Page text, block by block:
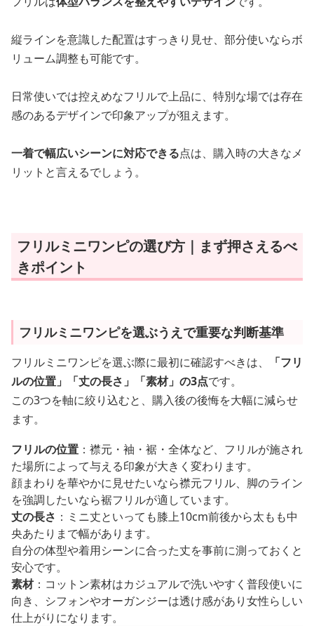
縦ラインを意識した配置はすっきり見せ、部分使いならボ
リューム調整も可能です。
日常使いでは控えめなフリルで上品に、特別な場では存在
感のあるデザインで印象アップが狙えます。
一着で幅広いシーンに対応できる点は、購入時の大きなメ
リットと言えるでしょう。
フリルミニワンピの選び方｜まず押さえるべ
きポイント
フリルミニワンピを選ぶうえで重要な判断基準
フリルミニワンピを選ぶ際に最初に確認すべきは、
「フリ
ルの位置」「丈の長さ」「素材」の3点です。
この3つを軸に絞り込むと、購入後の後悔を大幅に減らせ
ます。
フリルの位置 ：襟元・袖・裾・全体など、フリルが施され
た場所によって与える印象が大きく変わります。
顔まわりを華やかに見せたいなら襟元フリル、脚のライン
を強調したいなら裾フリルが適しています。
丈の長さ ：ミニ丈といっても膝上10cm前後から太もも中
央あたりまで幅があります。
自分の体型や着用シーンに合った丈を事前に測っておくと
安心です。
素材：コットン素材はカジュアルで洗いやすく普段使いに
向き、シフォンやオーガンジーは透け感があり女性らしい
仕上がりになります。